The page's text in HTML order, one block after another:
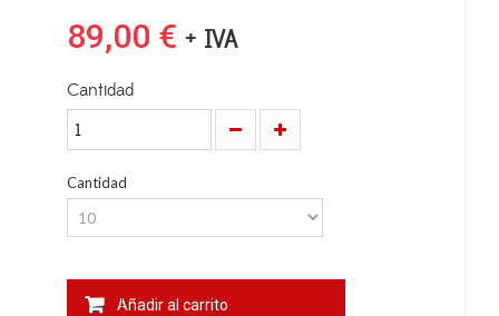
89,00 € + IVA
Cantidad
Cantidad
Añadir al carrito